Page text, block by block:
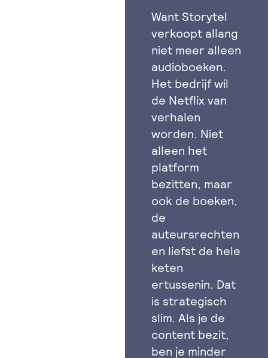
Want Storytel
verkoopt allang
niet meer alleen
audioboeken.
Het bedrijf wil
de Netflix van
verhalen
worden. Niet
alleen het
platform
bezitten, maar
ook de boeken,
de
auteursrechten
en liefst de hele
keten
ertussenin. Dat
is strategisch
slim. Als je de
content bezit,
ben je minder